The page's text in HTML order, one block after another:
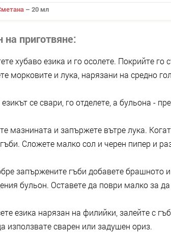
– 20 мл
на приготвяне
хубаво езика и го осолете. Покрийте
морковите и лука, нарязани на средно
се свари, го отделете, а бульона -
мазнината и запържете вътре лука.
Сложете малко сол и черен пипер и
запържените гъби добавете брашното
бульон. Оставете да поври малко за
езика нарязан на филийки, залейте с
използвате сварен или задушен ориз.